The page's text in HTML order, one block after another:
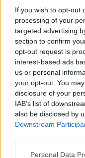
If you wish to opt-out
processing of your
targeted advertising
section to confirm
opt-out request is
interest-based ads
us or personal
your opt-out. You
disclosure of your
IAB’s list of
also be disclosed by
Downstream
Please note that this
Personal Data
Kövess minket,
Facebookon is!
BULVÁR
#RTL HÍRESSÉGEK